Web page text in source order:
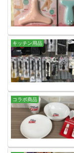
キッチン用品
コラボ商品